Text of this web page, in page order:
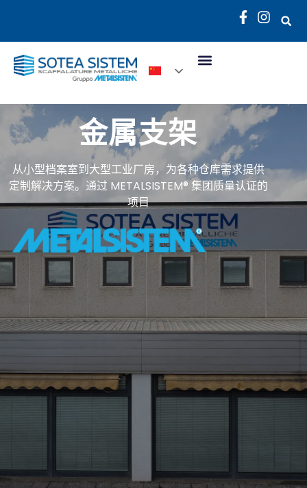
金属支架
从小型档案室到大型工业厂房，为各种仓库需求提供
定制解决方案。通过 METALSISTEM® 集团质量认证的
项目